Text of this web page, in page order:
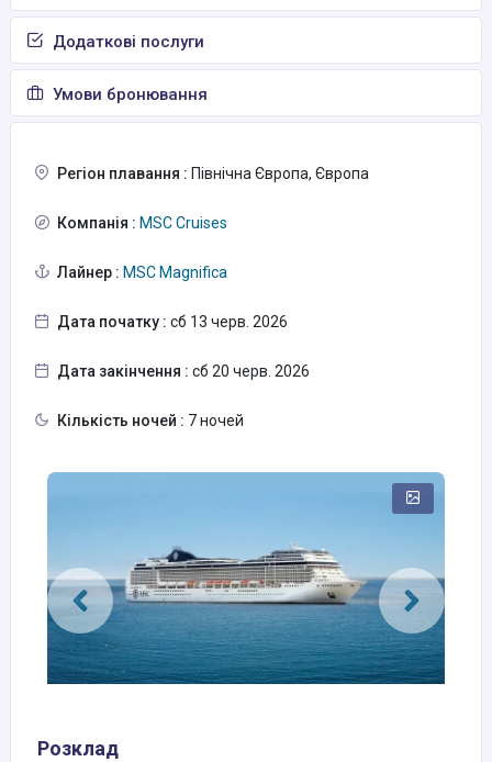
Додаткові послуги
Умови бронювання
Регіон плавання : Північна Європа, Європа
Компанія : MSC Cruises
Лайнер : MSC Magnifica
Дата початку : сб 13 черв. 2026
Дата закінчення : сб 20 черв. 2026
Кількість ночей : 7 ночей
Розклад